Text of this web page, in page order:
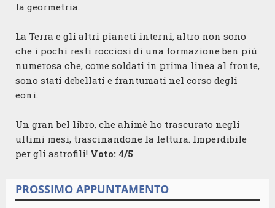
la geormetria.
La Terra e gli altri pianeti interni, altro non sono
che i pochi resti rocciosi di una formazione ben più
numerosa che, come soldati in prima linea al fronte,
sono stati debellati e frantumati nel corso degli
eoni.
Un gran bel libro, che ahimè ho trascurato negli
ultimi mesi, trascinandone la lettura. Imperdibile
per gli astrofili! Voto: 4/5
PROSSIMO APPUNTAMENTO